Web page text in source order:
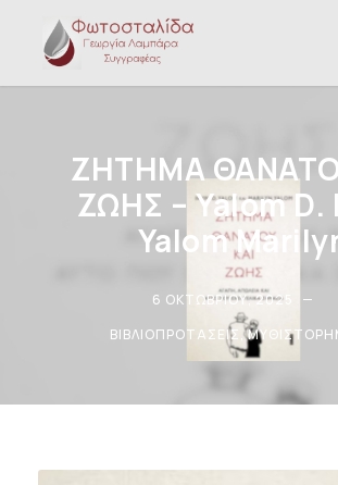
ΖΗΤΗΜΑ
ΖΩΗΣ – Yalom D.
Yalom
6 ΟΚΤΩΒΡΊΟΥ, 2025
ΒΙΒΛΙΟΠΡΟΤΆΣΕΙΣ,